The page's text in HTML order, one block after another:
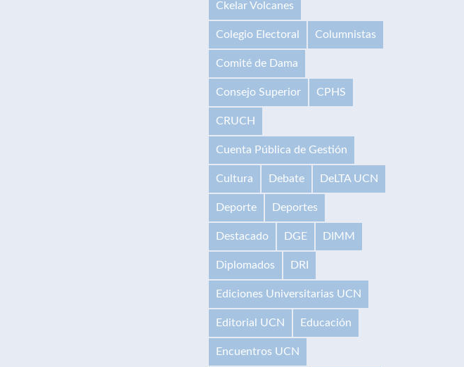
Ckelar Volcanes
Colegio Electoral Columnistas
Comité de Dama
Consejo Superior CPHS
CRUCH
Cuenta Pública de Gestión
Cultura Debate DeLTA UCN
Deporte Deportes
Destacado DGE DIMM
Diplomados DRI
Ediciones Universitarias UCN
Editorial UCN Educación
Encuentros UCN